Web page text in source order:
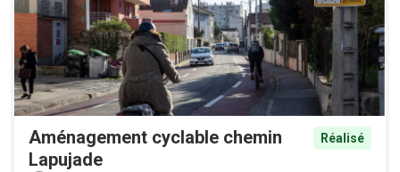
Aménagement cyclable chemin
Lapujade
Réalisé